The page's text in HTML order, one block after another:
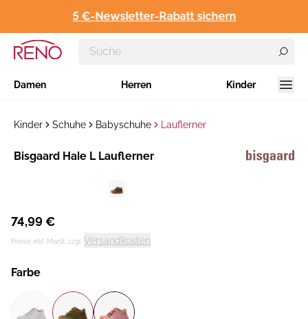
5 €-Newsletter-Rabatt sichern
Damen Herren Kinder
Kinder Schuhe Babyschuhe Lauflerner
Hersteller:
​Bisgaard Hale L Lauflerner
74,99 €
Preise inkl. MwSt. zzgl. Versandkosten
Farbe